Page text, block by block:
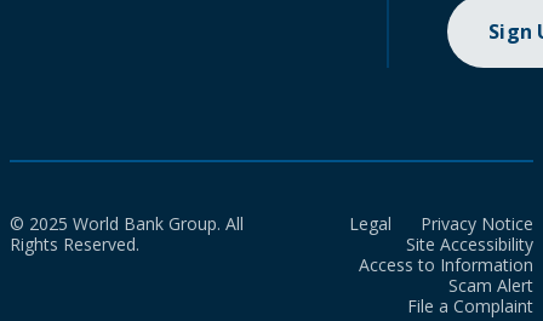
Sign
© 2025 World Bank Group. All
Rights Reserved.
Legal
Privacy Notice
Site Accessibility
Access to Information
Scam Alert
File a Complaint